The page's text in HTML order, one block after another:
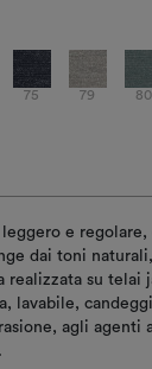
75 79 80
e
dai toni
realizzata su telai
lavabile,
agli agenti